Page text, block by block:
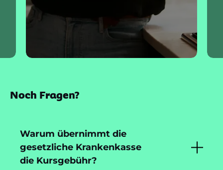
Noch Fragen?
Warum übernimmt die
gesetzliche Krankenkasse
die Kursgebühr?